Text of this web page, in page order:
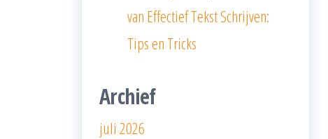
van Effectief Tekst Schrijven:
Tips en Tricks
Archief
juli 2026